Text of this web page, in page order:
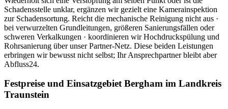
Schadensstelle unklar, ergänzen wir gezielt eine Kamerainspektion
zur Schadensortung. Reicht die mechanische Reinigung nicht aus ·
bei verwurzelten Grundleitungen, größeren Sanierungsfällen oder
schweren Verkalkungen · koordinieren wir Hochdruckspülung und
Rohrsanierung über unser Partner-Netz. Diese beiden Leistungen
erbringen wir bewusst nicht selbst; Ihr Ansprechpartner bleibt aber
Abfluss24.
Festpreise und Einsatzgebiet Bergham im Landkreis
Traunstein